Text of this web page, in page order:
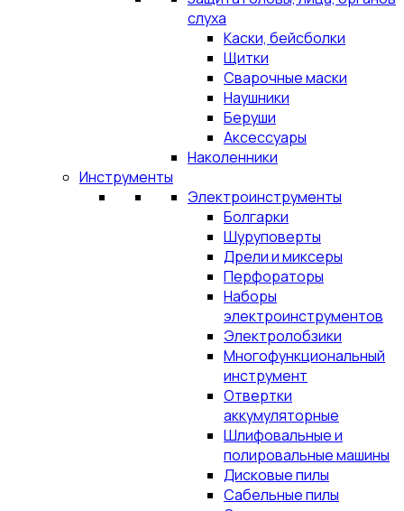
слуха
Каски, бейсболки
Щитки
Сварочные маски
Наушники
Беруши
Аксессуары
Наколенники
Инструменты
Электроинструменты
Болгарки
Шуруповерты
Дрели и миксеры
Перфораторы
Наборы
электроинструментов
Электролобзики
Многофункциональный
инструмент
Отвертки
аккумуляторные
Шлифовальные и
полировальные машины
Дисковые пилы
Сабельные пилы